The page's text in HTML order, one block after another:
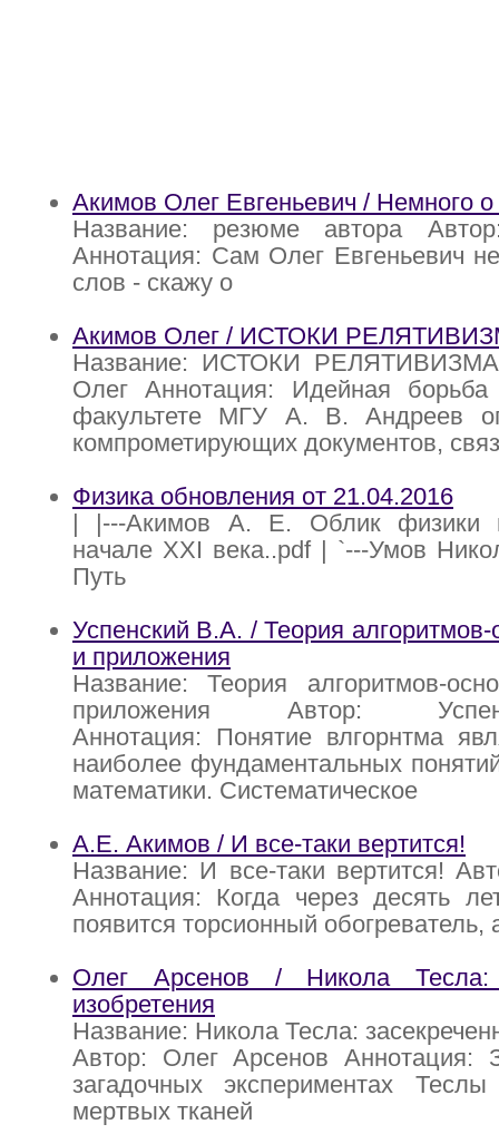
Акимов Олег Евгеньевич / Немного о
Название: резюме автора
Аннотация: Сам Олег Евгеньевич
слов - скажу о
Акимов Олег / ИСТОКИ
Название: ИСТОКИ РЕЛЯТИВИЗМА
Олег Аннотация: Идейная
факультете МГУ А. В. Андреев
компрометирующих документов,
Физика обновления от 21.04.2016
| |---Акимов А. Е. Облик физики
начале XXI века..pdf | `---Умов
Путь
Успенский В.А. / Теория
и приложения
Название: Теория алгоритмов-
приложения Автор:
Аннотация: Понятие влгорнтма
наиболее фундаментальных
математики. Систематическое
А.Е. Акимов / И все-таки вертится!
Название: И все-таки вертится!
Аннотация: Когда через десять
появится торсионный обогреватель,
Олег Арсенов / Никола Тесла:
изобретения
Название: Никола Тесла:
Автор: Олег Арсенов Аннотация:
загадочных экспериментах
мертвых тканей